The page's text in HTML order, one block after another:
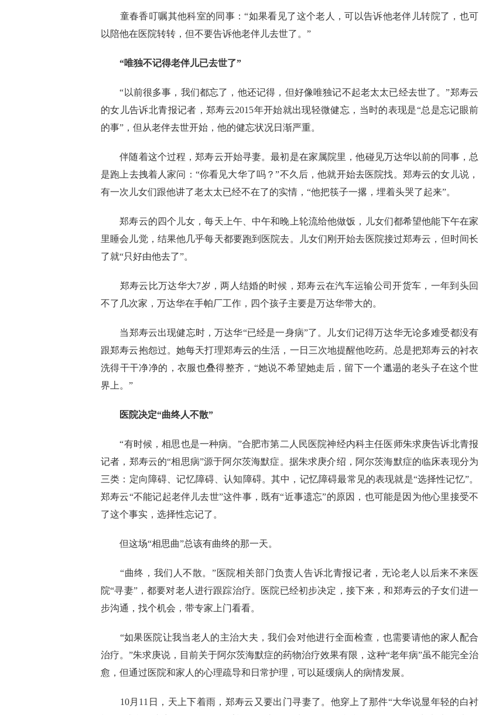
童春香叮嘱其他科室的同事：“如果看见了这个老人，可以告诉他老伴儿转院了，也可
以陪他在医院转转，但不要告诉他老伴儿去世了。”
“唯独不记得老伴儿已去世了”
“以前很多事，我们都忘了，他还记得，但好像唯独记不起老太太已经去世了。”郑寿云
的女儿告诉北青报记者，郑寿云2015年开始就出现轻微健忘，当时的表现是“总是忘记眼前
的事”，但从老伴去世开始，他的健忘状况日渐严重。
伴随着这个过程，郑寿云开始寻妻。最初是在家属院里，他碰见万达华以前的同事，总
是跑上去拽着人家问：“你看见大华了吗？”不久后，他就开始去医院找。郑寿云的女儿说，
有一次儿女们跟他讲了老太太已经不在了的实情，“他把筷子一撂，埋着头哭了起来”。
郑寿云的四个儿女，每天上午、中午和晚上轮流给他做饭，儿女们都希望他能下午在家
里睡会儿觉，结果他几乎每天都要跑到医院去。儿女们刚开始去医院接过郑寿云，但时间长
了就“只好由他去了”。
郑寿云比万达华大7岁，两人结婚的时候，郑寿云在汽车运输公司开货车，一年到头回
不了几次家，万达华在手帕厂工作，四个孩子主要是万达华带大的。
当郑寿云出现健忘时，万达华“已经是一身病”了。儿女们记得万达华无论多难受都没有
跟郑寿云抱怨过。她每天打理郑寿云的生活，一日三次地提醒他吃药。总是把郑寿云的衬衣
洗得干干净净的，衣服也叠得整齐，“她说不希望她走后，留下一个邋遢的老头子在这个世
界上。”
医院决定“曲终人不散”
“有时候，相思也是一种病。”合肥市第二人民医院神经内科主任医师朱求庚告诉北青报
记者，郑寿云的“相思病”源于阿尔茨海默症。据朱求庚介绍，阿尔茨海默症的临床表现分为
三类：定向障碍、记忆障碍、认知障碍。其中，记忆障碍最常见的表现就是“选择性记忆”。
郑寿云“不能记起老伴儿去世”这件事，既有“近事遗忘”的原因，也可能是因为他心里接受不
了这个事实，选择性忘记了。
但这场“相思曲”总该有曲终的那一天。
“曲终，我们人不散。”医院相关部门负责人告诉北青报记者，无论老人以后来不来医
院“寻妻”，都要对老人进行跟踪治疗。医院已经初步决定，接下来，和郑寿云的子女们进一
步沟通，找个机会，带专家上门看看。
“如果医院让我当老人的主治大夫，我们会对他进行全面检查，也需要请他的家人配合
治疗。”朱求庚说，目前关于阿尔茨海默症的药物治疗效果有限，这种“老年病”虽不能完全治
愈，但通过医院和家人的心理疏导和日常护理，可以延缓病人的病情发展。
10月11日，天上下着雨，郑寿云又要出门寻妻了。他穿上了那件“大华说显年轻的白衬